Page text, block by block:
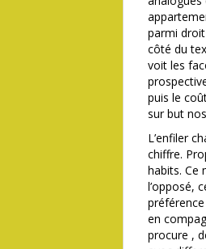
parmi
côté du
voit les
puis le
sur but
L’enfiler
chiffre.
habits. Ce
l’opposé,
en
procure ,